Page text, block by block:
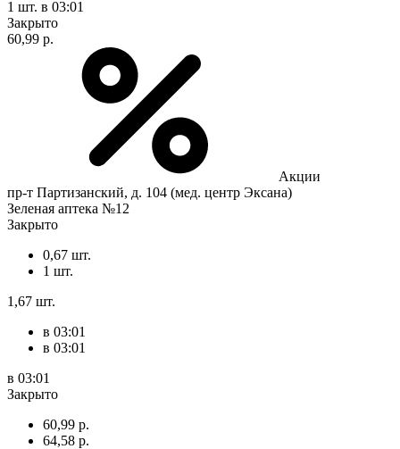
1 шт. в 03:01
Закрыто
60,99 р.
Акции
пр-т Партизанский, д. 104 (мед. центр Эксана)
Зеленая аптека №12
Закрыто
0,67 шт.
1 шт.
1,67 шт.
в 03:01
в 03:01
в 03:01
Закрыто
60,99 р.
64,58 р.